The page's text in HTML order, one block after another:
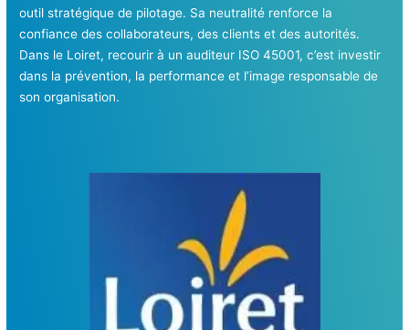
outil stratégique de pilotage. Sa neutralité renforce la
confiance des collaborateurs, des clients et des autorités.
Dans le Loiret, recourir à un auditeur ISO 45001, c’est investir
dans la prévention, la performance et l’image responsable de
son organisation.